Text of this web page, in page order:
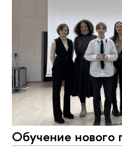
Обучение нового